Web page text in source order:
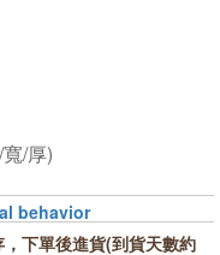
/厚)
下單後進貨(到貨天數約
behavior